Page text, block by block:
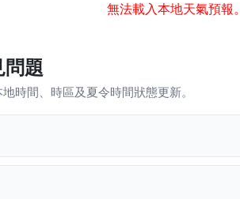
無法載入本地天氣預報。
題
時間、時區及夏令時間狀態更新。